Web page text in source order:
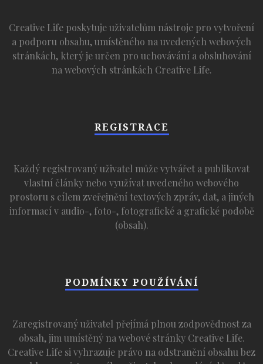
Creative Life poskytuje uživatelům nástroje pro vytvoření
a podporu obsahu, umístěného na uvedených webových
stránkách, který je určen pro uchovávání a obsluhování
na webových stránkách Creative Life.
REGISTRACE
Každý registrovaný uživatel může vytvářet a publikovat
vlastní články nebo využívat uvedeného webového
prostoru s cílem zveřejnění textových zpráv, dat, a jiných
informací v audio-, foto-, fotografické a grafické podobě
(obsah).
PODMÍNKY POUŽÍVÁNÍ
Zaregistrovaný uživatel přejímá plnou zodpovědnost za
obsah, jim umístěný na webové stránky Creative Life.
Creative Life si vyhrazuje právo na odstranění obsahu bez